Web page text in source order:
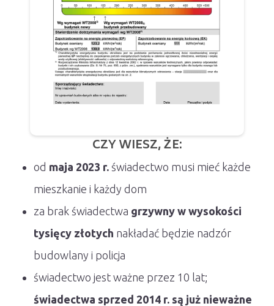
CZY WIESZ, ŻE:
od maja 2023 r. świadectwo musi mieć każde
mieszkanie i każdy dom
za brak świadectwa grzywny w wysokości
tysięcy złotych nakładać będzie nadzór
budowlany i policja
świadectwo jest ważne przez 10 lat;
świadectwa sprzed 2014 r. są już nieważne